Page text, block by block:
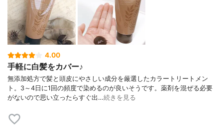
4.00
手軽に白髪をカバー♪
無添加処方で髪と頭皮にやさしい成分を厳選したカラートリートメン
ト。 3～4日に1回の頻度で染めるのが良いそうです。 薬剤を混ぜる必要
がないので思い立ったらすぐ出…続きを見る